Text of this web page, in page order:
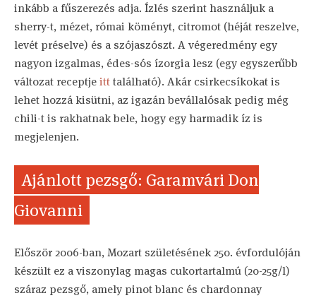
inkább a fűszerezés adja. Ízlés szerint használjuk a
sherry-t, mézet, római köményt, citromot (héját reszelve,
levét préselve) és a szójaszószt. A végeredmény egy
nagyon izgalmas, édes-sós ízorgia lesz (egy egyszerűbb
változat receptjeitttalálható). Akár csirkecsíkokat is
lehet hozzá kisütni, az igazán bevállalósak pedig még
chili-t is rakhatnak bele, hogy egy harmadik íz is
megjelenjen.
Ajánlott pezsgő: Garamvári Don
Giovanni
Először 2006-ban, Mozart születésének 250. évfordulóján
készült ez a viszonylag magas cukortartalmú (20-25g/l)
száraz pezsgő, amely pinot blanc és chardonnay